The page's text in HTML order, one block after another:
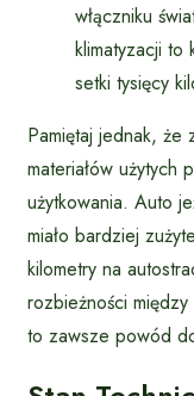
włączniku
klimatyzacji to
setki tysięcy
Pamiętaj jednak, że
materiałów
użytkowania. Auto
miało bardziej
kilometry na
rozbieżności
to zawsze powód